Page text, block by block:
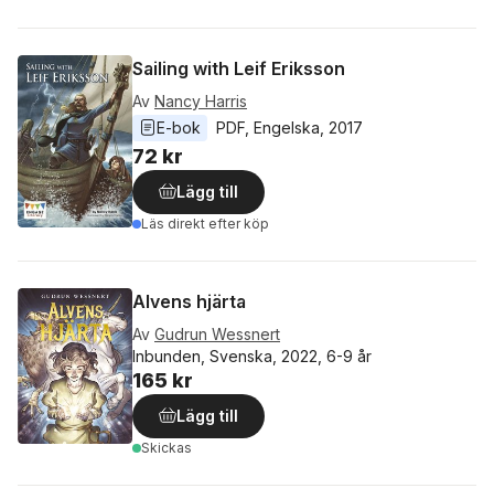
Sailing with Leif Eriksson
Av Nancy Harris
E-bok
PDF Engelska 2017
72 kr
Lägg till
Läs direkt efter köp
Alvens hjärta
Av Gudrun Wessnert
Inbunden, Svenska, 2022, 6-9 år
165 kr
Lägg till
Skickas